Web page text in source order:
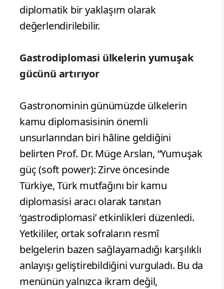
diplomatik bir yaklaşım olarak
değerlendirilebilir.
Gastrodiplomasi ülkelerin yumuşak
gücünü artırıyor
Gastronominin günümüzde ülkelerin
kamu diplomasisinin önemli
unsurlarından biri hâline geldiğini
belirten Prof. Dr. Müge Arslan, “Yumuşak
güç (soft power): Zirve öncesinde
Türkiye, Türk mutfağını bir kamu
diplomasisi aracı olarak tanıtan
‘gastrodiplomasi’ etkinlikleri düzenledi.
Yetkililer, ortak sofraların resmî
belgelerin bazen sağlayamadığı karşılıklı
anlayışı geliştirebildiğini vurguladı. Bu da
menünün yalnızca ikram değil,